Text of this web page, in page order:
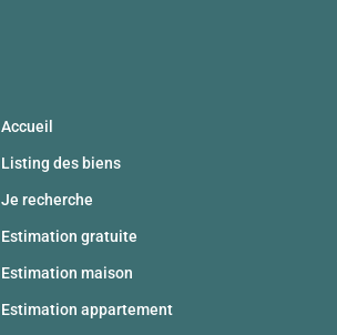
Accueil
Listing des biens
Je recherche
Estimation gratuite
Estimation maison
Estimation appartement